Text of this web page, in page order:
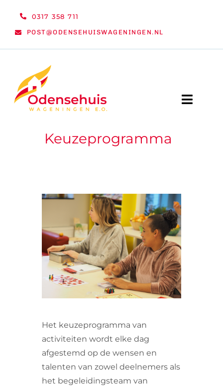
0317 358 711
POST@ODENSEHUISWAGENINGEN.NL
Toggle
WELKOM
VRIJWILLIGERS & STAGIAIRES
Keuzeprogramma
Het keuzeprogramma van
activiteiten wordt elke dag
afgestemd op de wensen en
talenten van zowel deelnemers als
het begeleidingsteam van